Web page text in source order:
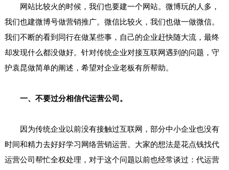
网站比较火的时候，我们也要建一个网站。微博玩的人多，
我们也建微博号做营销推广。微信比较火，我们也做一做微信。
我们不断的看到同行在做某些事，自己的企业赶快随大流，最终
却发现什么都没做好。针对传统企业对接互联网遇到的问题，守
护袁昆做简单的阐述，希望对企业老板有所帮助。
一、不要过分相信代运营公司。
因为传统企业以前没有接触过互联网，部分中小企业也没有
时间和精力去好好学习网络营销运营。大家的想法是花点钱找代
运营公司帮忙全权处理，对于这个问题以前也经常谈过：代运营